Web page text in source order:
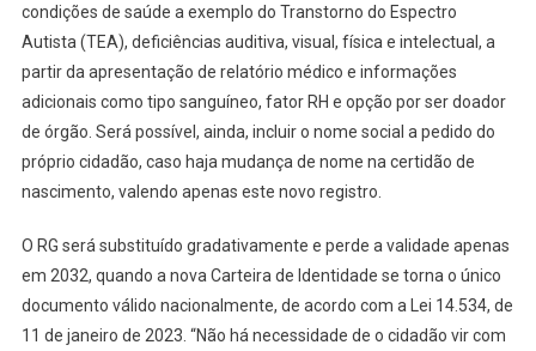
condições de saúde a exemplo do Transtorno do Espectro
Autista (TEA), deficiências auditiva, visual, física e intelectual, a
partir da apresentação de relatório médico e informações
adicionais como tipo sanguíneo, fator RH e opção por ser doador
de órgão. Será possível, ainda, incluir o nome social a pedido do
próprio cidadão, caso haja mudança de nome na certidão de
nascimento, valendo apenas este novo registro.
O RG será substituído gradativamente e perde a validade apenas
em 2032, quando a nova Carteira de Identidade se torna o único
documento válido nacionalmente, de acordo com a Lei 14.534, de
11 de janeiro de 2023. “Não há necessidade de o cidadão vir com